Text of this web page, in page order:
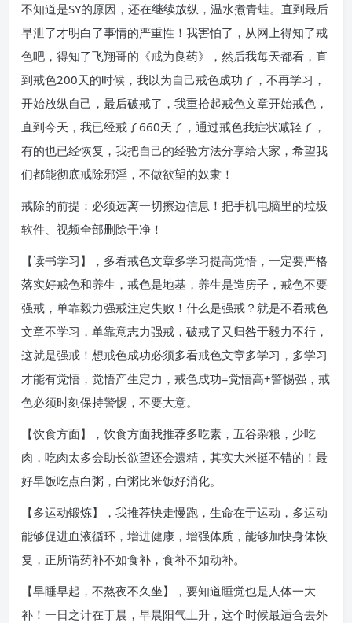
不知道是SY的原因，还在继续放纵，温水煮青蛙。直到最后
早泄了才明白了事情的严重性！我害怕了，从网上得知了戒
色吧，得知了飞翔哥的《戒为良药》，然后我每天都看，直
到戒色200天的时候，我以为自己戒色成功了，不再学习，
开始放纵自己，最后破戒了，我重拾起戒色文章开始戒色，
直到今天，我已经戒了660天了，通过戒色我症状减轻了，
有的也已经恢复，我把自己的经验方法分享给大家，希望我
们都能彻底戒除邪淫，不做欲望的奴隶！
戒除的前提：必须远离一切擦边信息！把手机电脑里的垃圾
软件、视频全部删除干净！
【读书学习】，多看戒色文章多学习提高觉悟，一定要严格
落实好戒色和养生，戒色是地基，养生是造房子，戒色不要
强戒，单靠毅力强戒注定失败！什么是强戒？就是不看戒色
文章不学习，单靠意志力强戒，破戒了又归咎于毅力不行，
这就是强戒！想戒色成功必须多看戒色文章多学习，多学习
才能有觉悟，觉悟产生定力，戒色成功=觉悟高+警惕强，戒
色必须时刻保持警惕，不要大意。
【饮食方面】，饮食方面我推荐多吃素，五谷杂粮，少吃
肉，吃肉太多会助长欲望还会遗精，其实大米挺不错的！最
好早饭吃点白粥，白粥比米饭好消化。
【多运动锻炼】，我推荐快走慢跑，生命在于运动，多运动
能够促进血液循环，增进健康，增强体质，能够加快身体恢
复，正所谓药补不如食补，食补不如动补。
【早睡早起，不熬夜不久坐】，要知道睡觉也是人体一大
补！一日之计在于晨，早晨阳气上升，这个时候最适合去外